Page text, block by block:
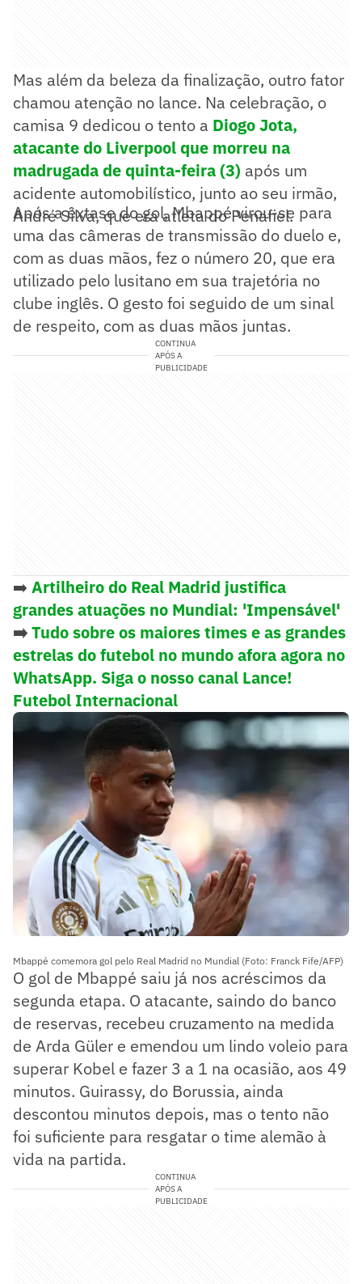
Mas além da beleza da finalização, outro fator
chamou atenção no lance. Na celebração, o
camisa 9 dedicou o tento a Diogo Jota,
atacante do Liverpool que morreu na
madrugada de quinta-feira (3) após um
acidente automobilístico, junto ao seu irmão,
André Silva, que era atleta do Penafiel.
Após a êxtase do gol, Mbappé virou-se para
uma das câmeras de transmissão do duelo e,
com as duas mãos, fez o número 20, que era
utilizado pelo lusitano em sua trajetória no
clube inglês. O gesto foi seguido de um sinal
de respeito, com as duas mãos juntas.
CONTINUA
APÓS A
PUBLICIDADE
➡️ Artilheiro do Real Madrid justifica
grandes atuações no Mundial: 'Impensável'
➡️Tudo sobre os maiores times e as grandes
estrelas do futebol no mundo afora agora no
WhatsApp. Siga o nosso canal Lance!
Futebol Internacional
Mbappé comemora gol pelo Real Madrid no Mundial (Foto: Franck Fife/AFP)
O gol de Mbappé saiu já nos acréscimos da
segunda etapa. O atacante, saindo do banco
de reservas, recebeu cruzamento na medida
de Arda Güler e emendou um lindo voleio para
superar Kobel e fazer 3 a 1 na ocasião, aos 49
minutos. Guirassy, do Borussia, ainda
descontou minutos depois, mas o tento não
foi suficiente para resgatar o time alemão à
vida na partida.
CONTINUA
APÓS A
PUBLICIDADE